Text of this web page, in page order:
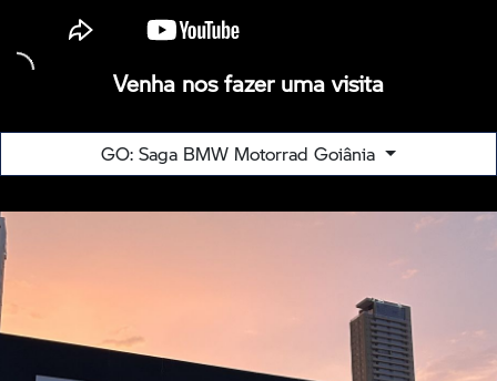
Venha nos fazer uma visita